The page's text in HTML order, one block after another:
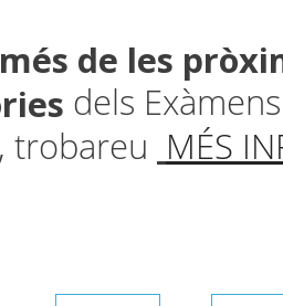
de les
dels
trobareu MÉS